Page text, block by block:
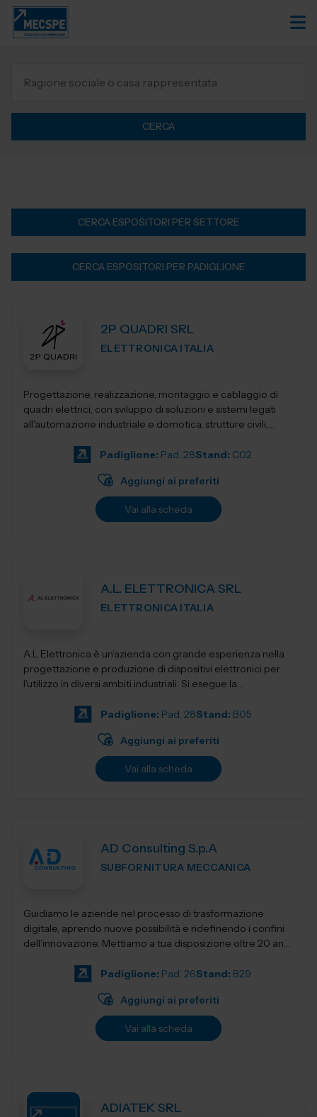
CERCA
CERCA ESPOSITORI PER SETTORE
CERCA ESPOSITORI PER PADIGLIONE
2P QUADRI SRL
ELETTRONICA ITALIA
Progettazione, realizzazione, montaggio e cablaggio di
quadri elettrici, con sviluppo di soluzioni e sistemi legati
all'automazione industriale e domotica, strutture civili,
Padiglione: Pad. 28Stand: C02
Aggiungi ai preferiti
Vai alla scheda
A.L. ELETTRONICA SRL
ELETTRONICA ITALIA
A.L Elettronica è un’azienda con grande esperienza nella
progettazione e produzione di dispositivi elettronici per
l'utilizzo in diversi ambiti industriali. Si esegue la
Padiglione: Pad. 28Stand: B05
Aggiungi ai preferiti
Vai alla scheda
AD Consulting S.p.A
SUBFORNITURA MECCANICA
Guidiamo le aziende nel processo di trasformazione
digitale, aprendo nuove possibilità e ridefinendo i confini
dell’innovazione. Mettiamo a tua disposizione oltre 20 anni
Padiglione: Pad. 26Stand: B29
Aggiungi ai preferiti
Vai alla scheda
ADIATEK SRL